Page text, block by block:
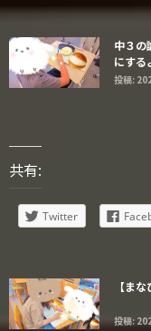
中３の
にする
投稿:
共有:
Twitter
【ま
投稿: